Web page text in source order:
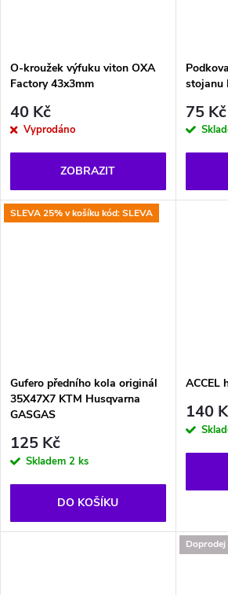
O-kroužek výfuku viton OXA
Factory 43x3mm
40 Kč
Vyprodáno
ZOBRAZIT
stojanu
75 Kč
SLEVA 25% v košíku kód: SLEVA
Gufero předního kola originál
35X47X7 KTM Husqvarna
GASGAS
125 Kč
Skladem 2 ks
DO KOŠÍKU
ACCEL
140
Doprodej